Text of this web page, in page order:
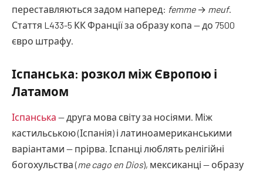
переставляються задом наперед: femme→ meuf.
Стаття L433-5 КК Франції за образу копа — до 7500
євро штрафу.
Іспанська: розкол між Європою і
Латамом
Іспанська — друга мова світу за носіями. Між
кастильською (Іспанія) і латиноамериканськими
варіантами — прірва. Іспанці люблять релігійні
богохульства (me cago en Dios), мексиканці — образу